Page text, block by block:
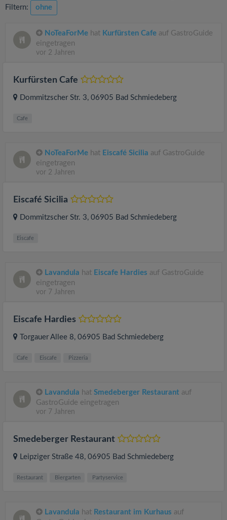
Filtern: ohne
NoTeaForMe hat Kurfürsten Cafe auf GastroGuide
eingetragen
vor 2 Jahren
Kurfürsten Cafe
Dommitzscher Str. 3, 06905 Bad Schmiedeberg
Cafe
NoTeaForMe hat Eiscafé Sicilia auf GastroGuide
eingetragen
vor 2 Jahren
Eiscafé Sicilia
Dommitzscher Str. 3, 06905 Bad Schmiedeberg
Eiscafe
Lavandula hat Eiscafe Hardies auf GastroGuide
eingetragen
vor 7 Jahren
Eiscafe Hardies
Torgauer Allee 8, 06905 Bad Schmiedeberg
Cafe Eiscafe Pizzeria
Lavandula hat Smedeberger Restaurant auf
GastroGuide eingetragen
vor 7 Jahren
Smedeberger Restaurant
Leipziger Straße 48, 06905 Bad Schmiedeberg
Restaurant Biergarten Partyservice
Lavandula hat Restaurant im Kurhaus auf